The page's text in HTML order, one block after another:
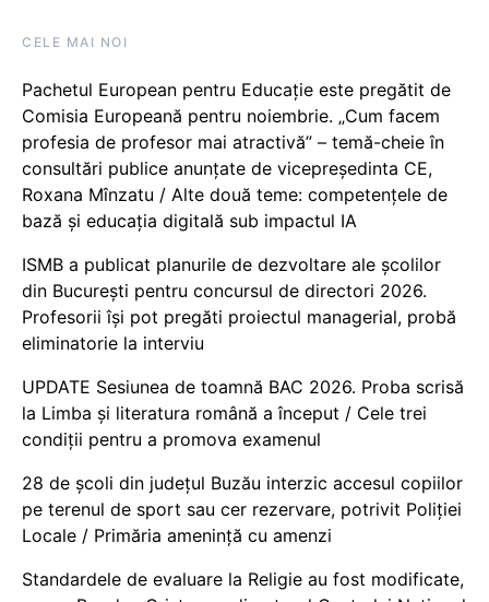
CELE MAI NOI
Pachetul European pentru Educație este pregătit de
Comisia Europeană pentru noiembrie. „Cum facem
profesia de profesor mai atractivă” – temă-cheie în
consultări publice anunțate de vicepreședinta CE,
Roxana Mînzatu / Alte două teme: competențele de
bază și educația digitală sub impactul IA
ISMB a publicat planurile de dezvoltare ale școlilor
din București pentru concursul de directori 2026.
Profesorii își pot pregăti proiectul managerial, probă
eliminatorie la interviu
UPDATE Sesiunea de toamnă BAC 2026. Proba scrisă
la Limba și literatura română a început / Cele trei
condiții pentru a promova examenul
28 de școli din județul Buzău interzic accesul copiilor
pe terenul de sport sau cer rezervare, potrivit Poliției
Locale / Primăria amenință cu amenzi
Standardele de evaluare la Religie au fost modificate,